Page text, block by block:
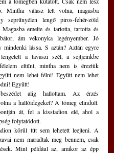
Mintha válasz lett volna, magasba
seprűnyélen lengő piros-fehér-zöld
Magasba emelte és tartotta, tartotta és
ám vékonyka legényember. Jó
mindenki lássa. S aztán? Aztán egyre
a tavaszi szél, a sejtjeinkbe
eltűnt, mintha nem is éreztük
nem lehet félni! Együtt nem lehet
Együtt!
a hallóidegeket? A tömeg elindult.
át, fel a kisstadion elé, ahol a
folytatódott.
nem maradtak meg bennem, csak
Mint például az, amikor az épp